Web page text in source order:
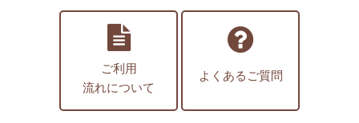
ご利用
流れについて
よくあるご質問